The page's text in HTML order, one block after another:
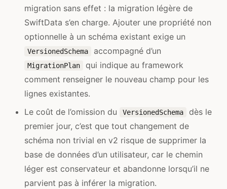
migration sans effet : la migration légère de
SwiftData s’en charge. Ajouter une propriété non
optionnelle à un schéma existant exige un
VersionedSchema accompagné d’un
MigrationPlan
qui indique au framework
comment renseigner le nouveau champ pour les
lignes existantes.
Le coût de l’omission du
VersionedSchema
dès le
premier jour, c’est que tout changement de
schéma non trivial en v2 risque de supprimer la
base de données d’un utilisateur, car le chemin
léger est conservateur et abandonne lorsqu’il ne
parvient pas à inférer la migration.